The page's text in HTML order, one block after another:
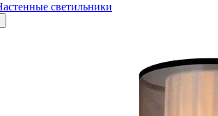
светильники